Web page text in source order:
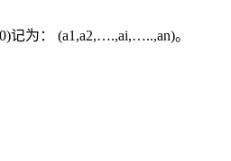
为： (a1,a2,….,ai,…..,an)。